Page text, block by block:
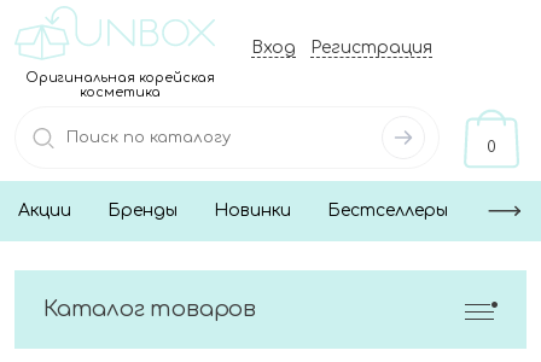
Оригинальная корейская
косметика
Вход Регистрация
0
Акции Бренды Новинки Бестселлеры
Каталог товаров